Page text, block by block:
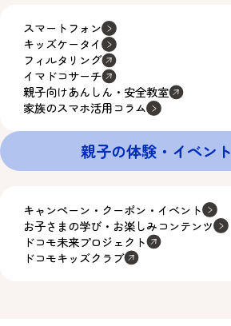
スマートフォン
キッズケータイ
フィルタリング
イマドコサーチ
親子向けあんしん・安全教室
家族のスマホ活用コラム
親子の体験・イベント
キャンペーン・クーポン・イベント
お子さまの学び・お楽しみコンテンツ
ドコモ未来プロジェクト
ドコモキッズクラブ